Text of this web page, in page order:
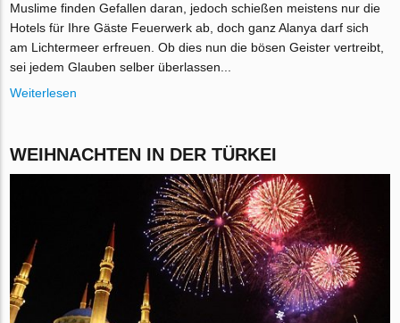
Muslime finden Gefallen daran, jedoch schießen meistens nur die
Hotels für Ihre Gäste Feuerwerk ab, doch ganz Alanya darf sich
am Lichtermeer erfreuen. Ob dies nun die bösen Geister vertreibt,
sei jedem Glauben selber überlassen...
Weiterlesen
WEIHNACHTEN IN DER TÜRKEI